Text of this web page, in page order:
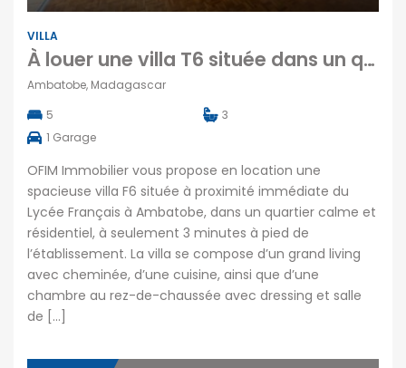
VILLA
À louer une villa T6 située dans un quartier calme et résidentiel à Ambatobe Antananarivo
Ambatobe, Madagascar
5
3
1 Garage
OFIM Immobilier vous propose en location une
spacieuse villa F6 située à proximité immédiate du
Lycée Français à Ambatobe, dans un quartier calme et
résidentiel, à seulement 3 minutes à pied de
l’établissement. La villa se compose d’un grand living
avec cheminée, d’une cuisine, ainsi que d’une
chambre au rez-de-chaussée avec dressing et salle
de […]